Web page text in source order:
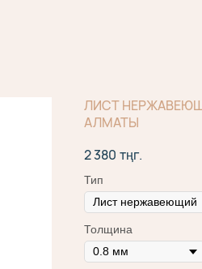
ЛИСТ
АЛМАТЫ
2 380 тңг.
Тип
Толщина